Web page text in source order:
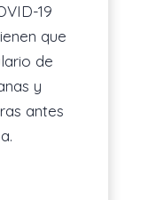
19
que
de
y
antes